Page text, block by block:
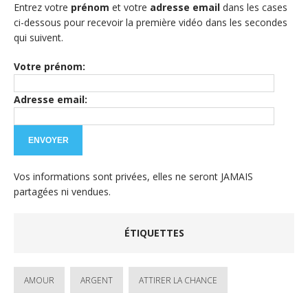
Entrez votre prénom et votre adresse email dans les cases
ci-dessous pour recevoir la première vidéo dans les secondes
qui suivent.
Votre prénom:
Adresse email:
Vos informations sont privées, elles ne seront JAMAIS
partagées ni vendues.
ÉTIQUETTES
AMOUR ARGENT ATTIRER LA CHANCE